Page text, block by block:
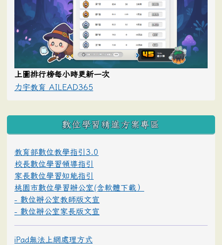
上圖排行榜每小時更新一次
力宇教育 AILEAD365
數位學習精進方案專區
教育部數位教學指引3.0
校長數位學習領導指引
家長數位學習知能指引
桃園市數位學習辦公室(含軟體下載）
- 數位辦公室教師版文宣
- 數位辦公室家長版文宣
iPad無法上網處理方式